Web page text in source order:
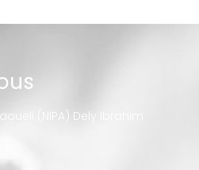
(NIPA) Dely Ibrahim